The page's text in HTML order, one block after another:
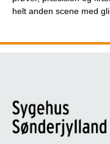
helt anden scene med